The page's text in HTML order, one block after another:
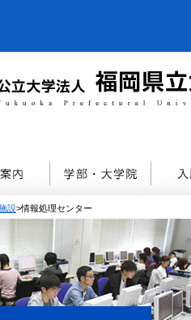
設>情報処理センター